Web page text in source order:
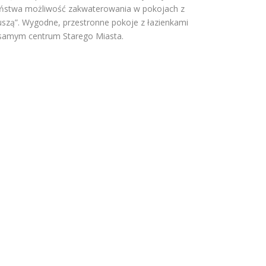
możliwość zakwaterowania w pokojach z
Wygodne, przestronne pokoje z łazienkami
centrum Starego Miasta.